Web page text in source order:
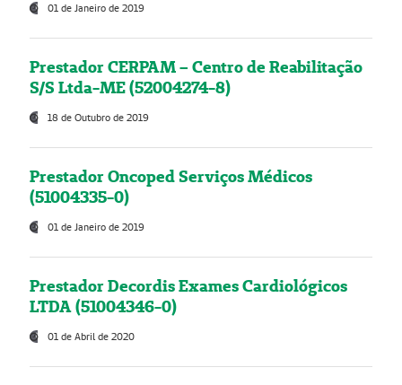
01 de Janeiro de 2019
Prestador CERPAM – Centro de Reabilitação
S/S Ltda-ME (52004274-8)
18 de Outubro de 2019
Prestador Oncoped Serviços Médicos
(51004335-0)
01 de Janeiro de 2019
Prestador Decordis Exames Cardiológicos
LTDA (51004346-0)
01 de Abril de 2020